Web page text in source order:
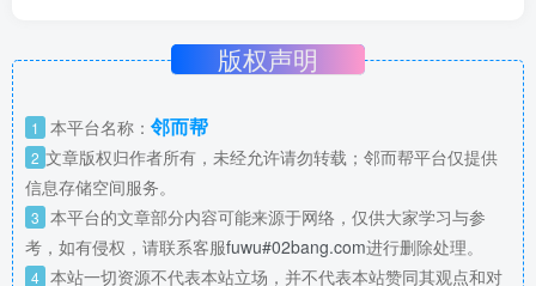
版权声明
1 本平台名称： 邻而帮
2 文章版权归作者所有，未经允许请勿转载；邻而帮平台仅提供
信息存储空间服务。
3 本平台的文章部分内容可能来源于网络，仅供大家学习与参
考，如有侵权，请联系客服fuwu#02bang.com进行删除处理。
4 本站一切资源不代表本站立场，并不代表本站赞同其观点和对